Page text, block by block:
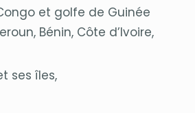
et golfe de Guinée
Bénin, Côte d’Ivoire,
ses îles,